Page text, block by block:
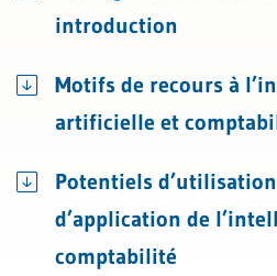
introduction
Motifs de recours à
artificielle et
Potentiels
d’application de
comptabilité